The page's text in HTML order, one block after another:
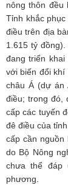
nông thôn
Tỉnh khắc
điều trên địa
1.615 tỷ
đang triển
với biến đổi khí
châu Á (dự án
điều; trong đó,
cấp các tuyến
đê điều của
cấp cần
do Bộ Nông
chưa thể đáp
phương.